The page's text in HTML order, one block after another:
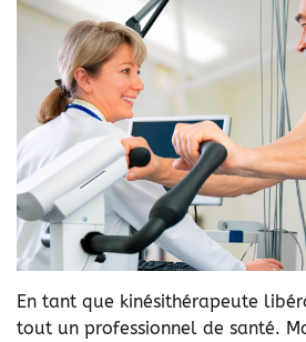
En tant que kinésithérapeute
tout un professionnel de santé.